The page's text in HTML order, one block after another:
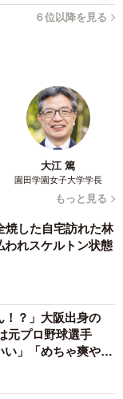
６位以降を見る
大江 篤
園田学園女子大学学長
もっと見る
焼した自宅訪れた林
れスケルトン状態
！？」大阪出身の
元プロ野球選手
い」「めちゃ爽や